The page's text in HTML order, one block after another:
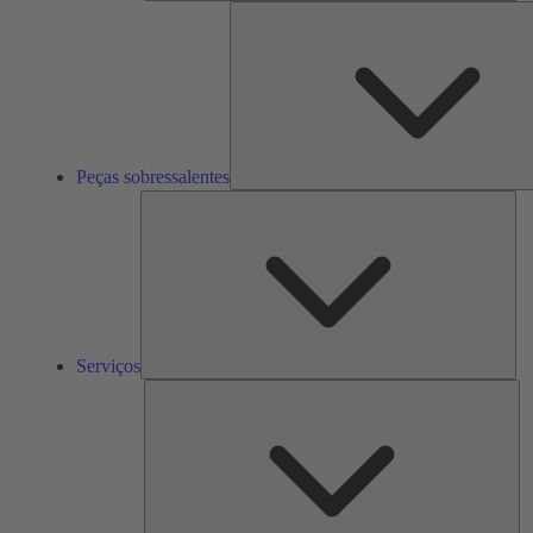
Peças sobressalentes
Serviços